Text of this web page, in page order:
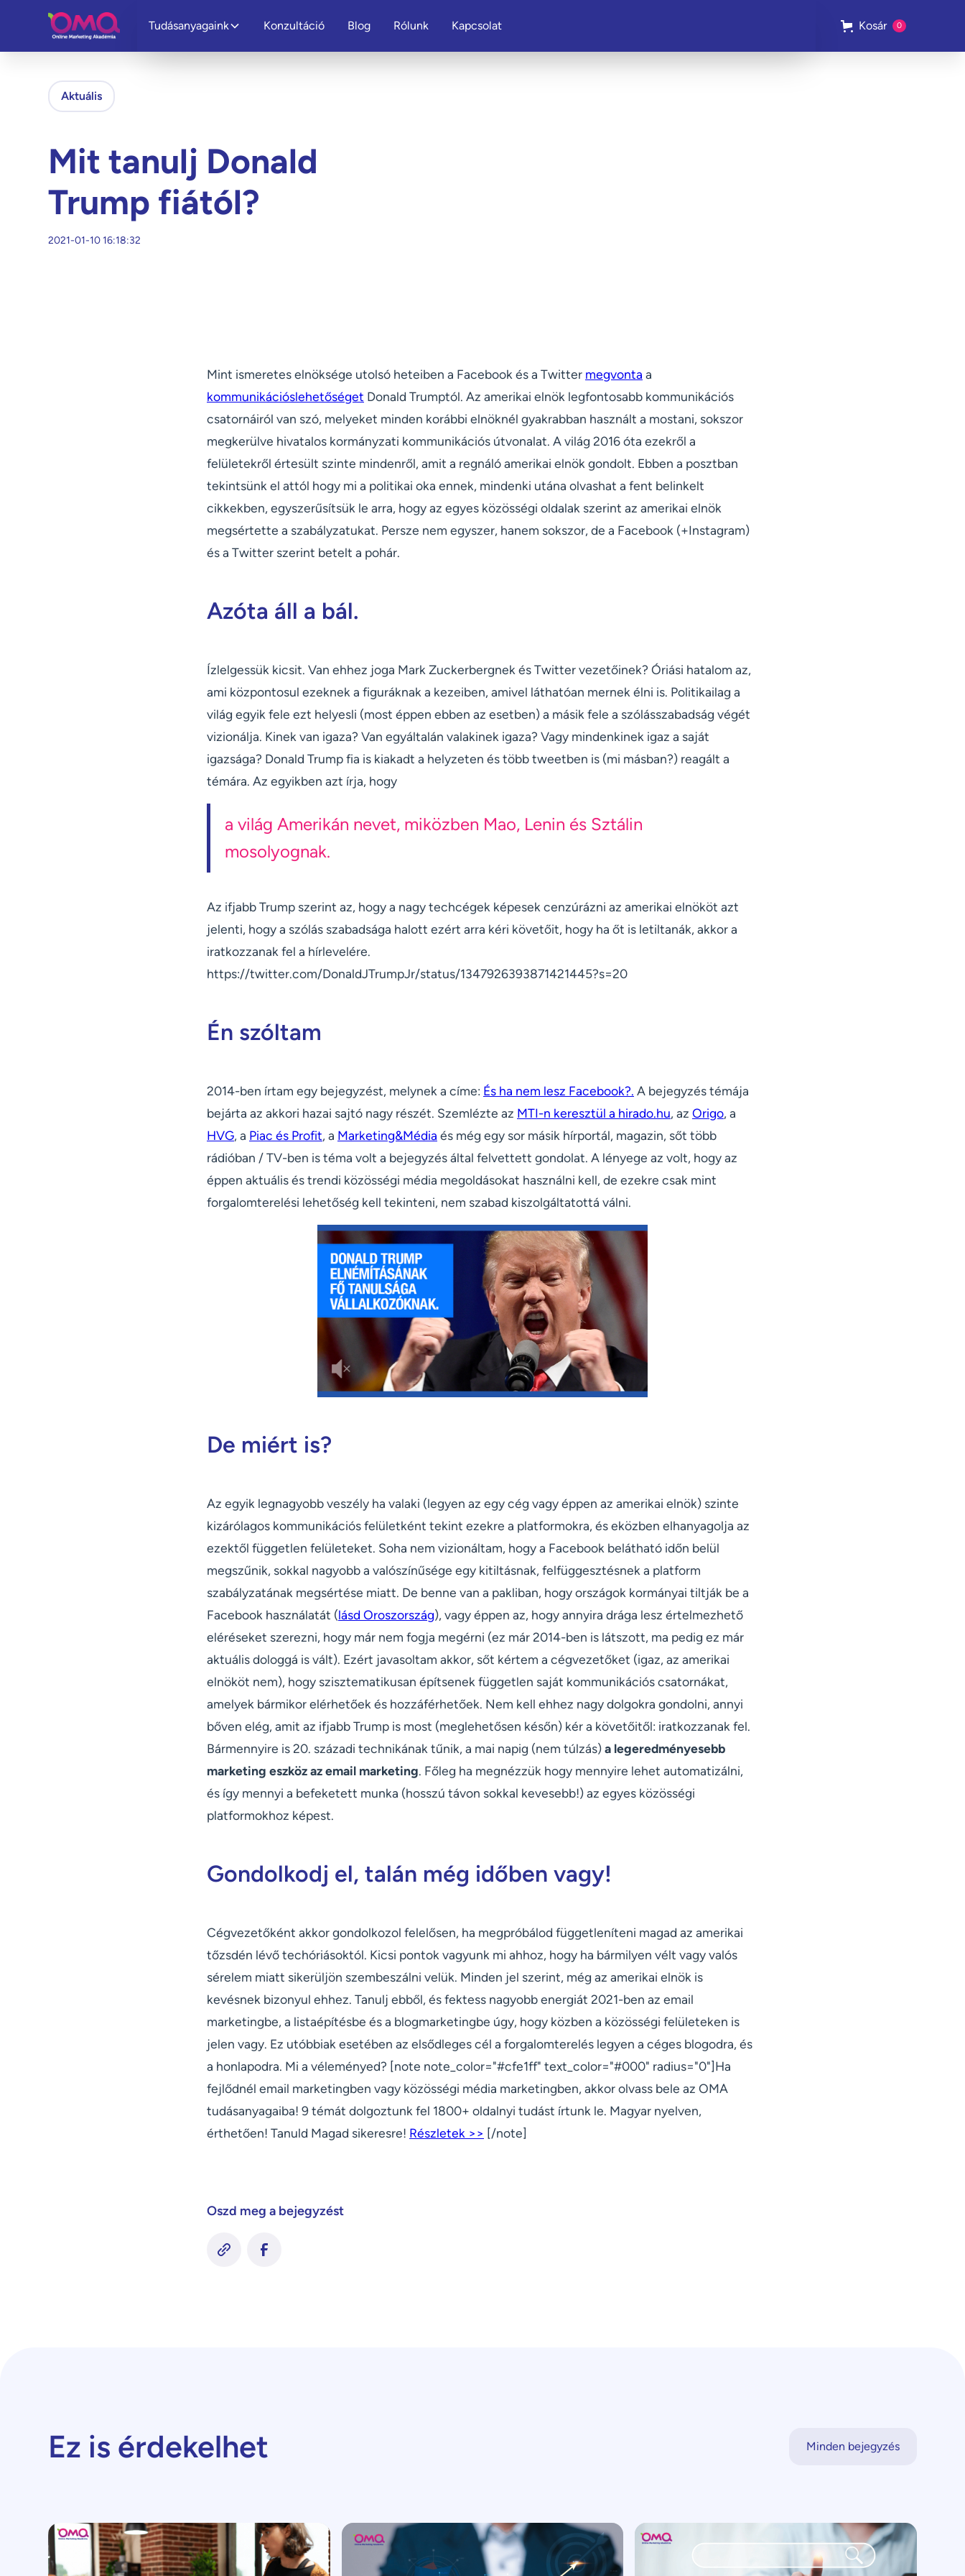
Tudásanyagaink Konzultáció Blog Rólunk Kapcsolat Kosár 0
Aktuális
Mit tanulj Donald
Trump fiától?
2021-01-10 16:18:32
Mint ismeretes elnöksége utolsó heteiben a Facebook és a Twitter megvonta a
kommunikációslehetőséget Donald Trumptól. Az amerikai elnök legfontosabb kommunikációs
csatornáiról van szó, melyeket minden korábbi elnöknél gyakrabban használt a mostani, sokszor
megkerülve hivatalos kormányzati kommunikációs útvonalat. A világ 2016 óta ezekről a
felületekről értesült szinte mindenről, amit a regnáló amerikai elnök gondolt. Ebben a posztban
tekintsünk el attól hogy mi a politikai oka ennek, mindenki utána olvashat a fent belinkelt
cikkekben, egyszerűsítsük le arra, hogy az egyes közösségi oldalak szerint az amerikai elnök
megsértette a szabályzatukat. Persze nem egyszer, hanem sokszor, de a Facebook (+Instagram)
és a Twitter szerint betelt a pohár.
Azóta áll a bál.
Ízlelgessük kicsit. Van ehhez joga Mark Zuckerbergnek és Twitter vezetőinek? Óriási hatalom az,
ami központosul ezeknek a figuráknak a kezeiben, amivel láthatóan mernek élni is. Politikailag a
világ egyik fele ezt helyesli (most éppen ebben az esetben) a másik fele a szólásszabadság végét
vizionálja. Kinek van igaza? Van egyáltalán valakinek igaza? Vagy mindenkinek igaz a saját
igazsága? Donald Trump fia is kiakadt a helyzeten és több tweetben is (mi másban?) reagált a
témára. Az egyikben azt írja, hogy
a világ Amerikán nevet, miközben Mao, Lenin és Sztálin
mosolyognak.
Az ifjabb Trump szerint az, hogy a nagy techcégek képesek cenzúrázni az amerikai elnököt azt
jelenti, hogy a szólás szabadsága halott ezért arra kéri követőit, hogy ha őt is letiltanák, akkor a
iratkozzanak fel a hírlevelére.
https://twitter.com/DonaldJTrumpJr/status/1347926393871421445?s=20
Én szóltam
2014-ben írtam egy bejegyzést, melynek a címe: És ha nem lesz Facebook?. A bejegyzés témája
bejárta az akkori hazai sajtó nagy részét. Szemlézte az MTI-n keresztül a hirado.hu, az Origo, a
HVG, a Piac és Profit, a Marketing&Média és még egy sor másik hírportál, magazin, sőt több
rádióban / TV-ben is téma volt a bejegyzés által felvettett gondolat. A lényege az volt, hogy az
éppen aktuális és trendi közösségi média megoldásokat használni kell, de ezekre csak mint
forgalomterelési lehetőség kell tekinteni, nem szabad kiszolgáltatottá válni.
De miért is?
Az egyik legnagyobb veszély ha valaki (legyen az egy cég vagy éppen az amerikai elnök) szinte
kizárólagos kommunikációs felületként tekint ezekre a platformokra, és eközben elhanyagolja az
ezektől független felületeket. Soha nem vizionáltam, hogy a Facebook belátható időn belül
megszűnik, sokkal nagyobb a valószínűsége egy kitiltásnak, felfüggesztésnek a platform
szabályzatának megsértése miatt. De benne van a pakliban, hogy országok kormányai tiltják be a
Facebook használatát (lásd Oroszország), vagy éppen az, hogy annyira drága lesz értelmezhető
eléréseket szerezni, hogy már nem fogja megérni (ez már 2014-ben is látszott, ma pedig ez már
aktuális dologgá is vált). Ezért javasoltam akkor, sőt kértem a cégvezetőket (igaz, az amerikai
elnököt nem), hogy szisztematikusan építsenek független saját kommunikációs csatornákat,
amelyek bármikor elérhetőek és hozzáférhetőek. Nem kell ehhez nagy dolgokra gondolni, annyi
bőven elég, amit az ifjabb Trump is most (meglehetősen későn) kér a követőitől: iratkozzanak fel.
Bármennyire is 20. századi technikának tűnik, a mai napig (nem túlzás)a legeredményesebb
marketing eszköz az email marketing. Főleg ha megnézzük hogy mennyire lehet automatizálni,
és így mennyi a befeketett munka (hosszú távon sokkal kevesebb!) az egyes közösségi
platformokhoz képest.
Gondolkodj el, talán még időben vagy!
Cégvezetőként akkor gondolkozol felelősen, ha megpróbálod függetleníteni magad az amerikai
tőzsdén lévő techóriásoktól. Kicsi pontok vagyunk mi ahhoz, hogy ha bármilyen vélt vagy valós
sérelem miatt sikerüljön szembeszálni velük. Minden jel szerint, még az amerikai elnök is
kevésnek bizonyul ehhez. Tanulj ebből, és fektess nagyobb energiát 2021-ben az email
marketingbe, a listaépítésbe és a blogmarketingbe úgy, hogy közben a közösségi felületeken is
jelen vagy. Ez utóbbiak esetében az elsődleges cél a forgalomterelés legyen a céges blogodra, és
a honlapodra. Mi a véleményed? [note note_color="#cfe1ff" text_color="#000" radius="0"]Ha
fejlődnél email marketingben vagy közösségi média marketingben, akkor olvass bele az OMA
tudásanyagaiba! 9 témát dolgoztunk fel 1800+ oldalnyi tudást írtunk le. Magyar nyelven,
érthetően! Tanuld Magad sikeresre! Részletek >> [/note]
Oszd meg a bejegyzést
Ez is érdekelhet Minden bejegyzés